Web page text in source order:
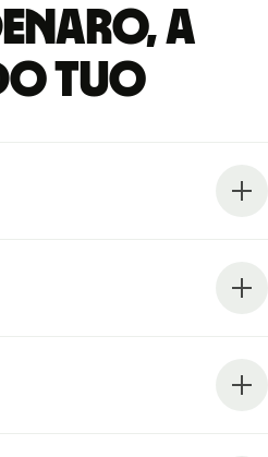
a
tuo